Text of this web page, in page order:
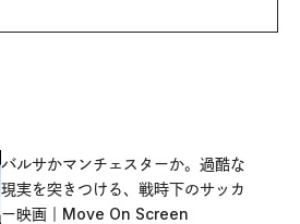
バルサかマンチェスターか。過酷な
現実を突きつける、戦時下のサッカ
ー映画｜Move On Screen